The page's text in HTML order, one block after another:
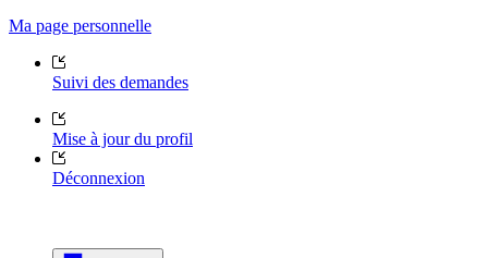
Ma page personnelle
Suivi des demandes
Mise à jour du profil
Déconnexion